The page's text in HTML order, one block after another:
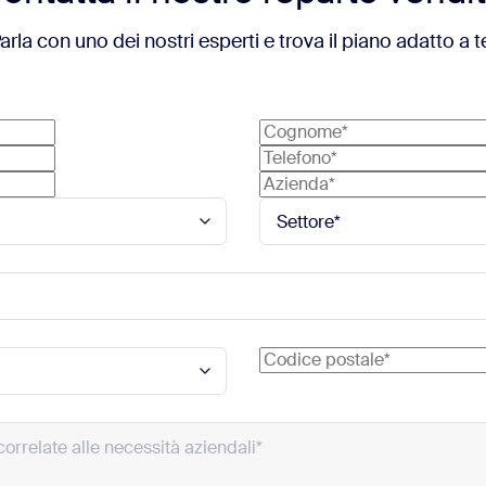
con uno dei nostri esperti e trova il piano adatto a